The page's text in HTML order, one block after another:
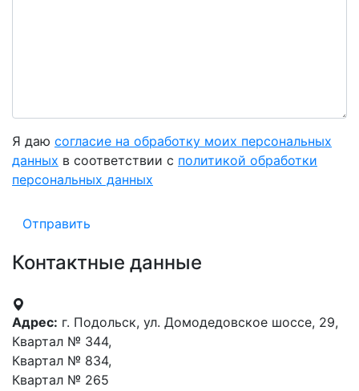
Я даю согласие на обработку моих персональных
данных в соответствии с политикой обработки
персональных данных
Отправить
Контактные данные
Адрес: г. Подольск, ул. Домодедовское шоссе, 29,
Квартал № 344,
Квартал № 834,
Квартал № 265